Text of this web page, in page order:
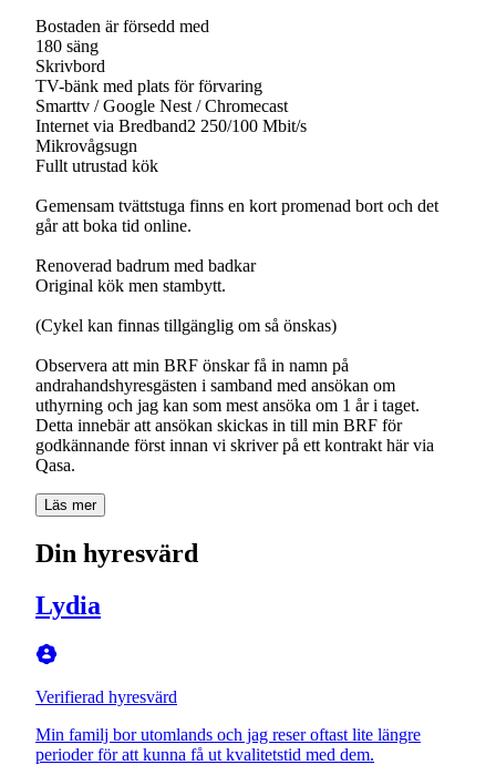
Bostaden är försedd med
180 säng
Skrivbord
TV-bänk med plats för förvaring
Smarttv / Google Nest / Chromecast
Internet via Bredband2 250/100 Mbit/s
Mikrovågsugn
Fullt utrustad kök
Gemensam tvättstuga finns en kort promenad bort och det
går att boka tid online.
Renoverad badrum med badkar
Original kök men stambytt.
(Cykel kan finnas tillgänglig om så önskas)
Observera att min BRF önskar få in namn på
andrahandshyresgästen i samband med ansökan om
uthyrning och jag kan som mest ansöka om 1 år i taget.
Detta innebär att ansökan skickas in till min BRF för
godkännande först innan vi skriver på ett kontrakt här via
Qasa.
Läs mer
Din hyresvärd
Lydia
Verifierad hyresvärd
Min familj bor utomlands och jag reser oftast lite längre
perioder för att kunna få ut kvalitetstid med dem.